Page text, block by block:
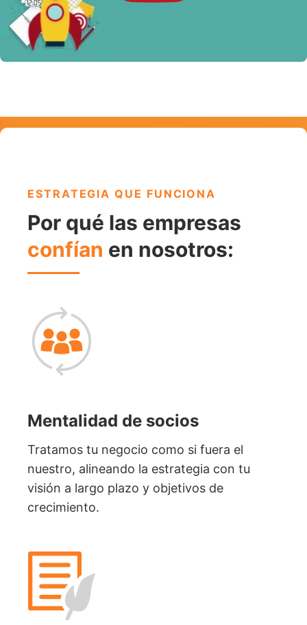
ESTRATEGIA QUE FUNCIONA
Por qué las empresas
confían en nosotros:
Mentalidad de socios
Tratamos tu negocio como si fuera el
nuestro, alineando la estrategia con tu
visión a largo plazo y objetivos de
crecimiento.